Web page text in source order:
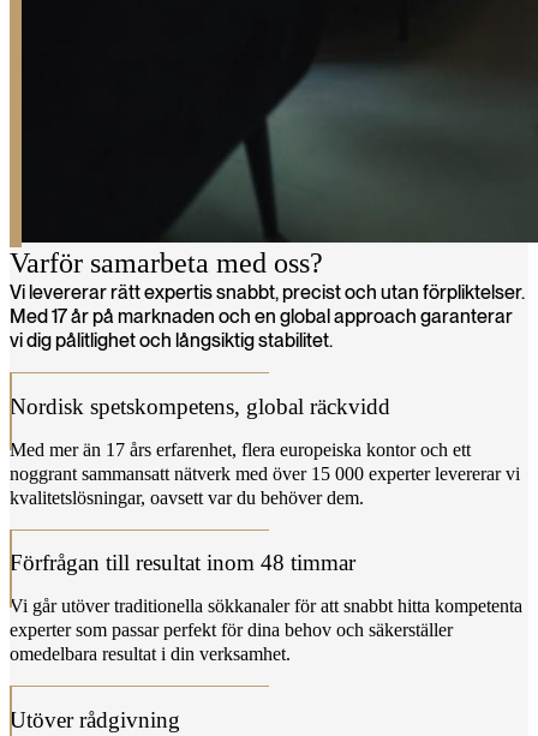
Varför samarbeta med oss?
Vi levererar rätt expertis snabbt, precist och utan förpliktelser.
Med 17 år på marknaden och en global approach garanterar
vi dig pålitlighet och långsiktig stabilitet.
Nordisk spetskompetens, global räckvidd
Med mer än 17 års erfarenhet, flera europeiska kontor och ett
noggrant sammansatt nätverk med över 15 000 experter levererar vi
kvalitetslösningar, oavsett var du behöver dem.
Förfrågan till resultat inom 48 timmar
Vi går utöver traditionella sökkanaler för att snabbt hitta kompetenta
experter som passar perfekt för dina behov och säkerställer
omedelbara resultat i din verksamhet.
Utöver rådgivning